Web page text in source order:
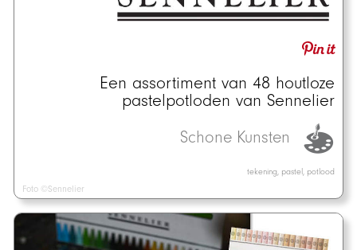
Een assortiment van 48 houtloze
pastelpotloden van Sennelier
Schone Kunsten
tekening, pastel, potlood
Foto ©Sennelier